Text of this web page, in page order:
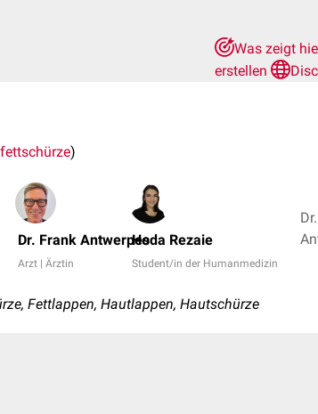
Was zeigt
erstellen
)
Dr. Frank Antwerpes
Arzt | Ärztin
Hoda Rezaie
Student/in der Humanmedizin
Fettlappen, Hautlappen, Hautschürze